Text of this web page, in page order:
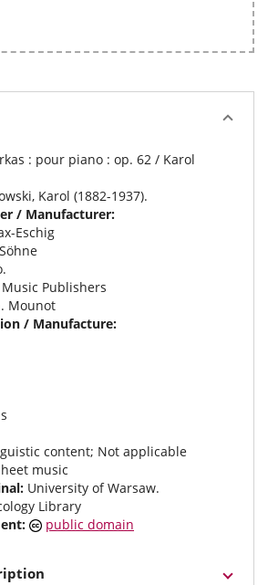
: pour piano : op. 62 / Karol
Karol (1882-1937).
/ Manufacturer:
Eschig
Publishers
Mounot
/ Manufacture:
content; Not applicable
music
University of Warsaw.
Library
public domain